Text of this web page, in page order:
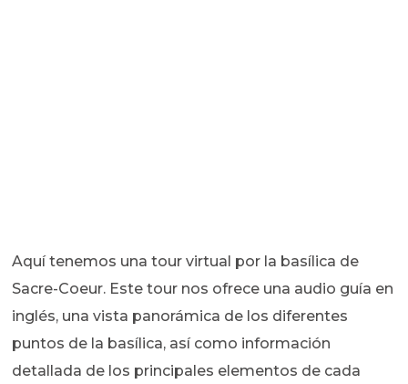
Aquí tenemos una tour virtual por la basílica de
Sacre-Coeur. Este tour nos ofrece una audio guía en
inglés, una vista panorámica de los diferentes
puntos de la basílica, así como información
detallada de los principales elementos de cada